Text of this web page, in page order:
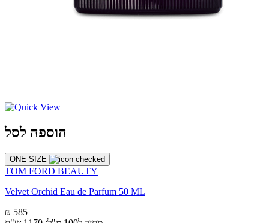
הוספה לסל
ONE SIZE
TOM FORD BEAUTY
Velvet Orchid Eau de Parfum 50 ML
₪ 585